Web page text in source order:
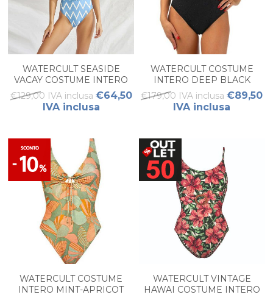
WATERCULT SEASIDE
VACAY COSTUME INTERO
€129,00 IVA inclusa €64,50
IVA inclusa
WATERCULT COSTUME
INTERO DEEP BLACK
€179,00 IVA inclusa €89,50
IVA inclusa
WATERCULT COSTUME
INTERO MINT-APRICOT
WATERCULT VINTAGE
HAWAI COSTUME INTERO